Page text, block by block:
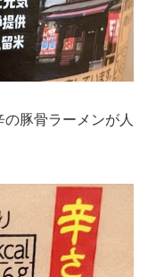
豚骨ラーメンが人